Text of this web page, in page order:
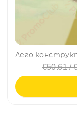
€50.61 /